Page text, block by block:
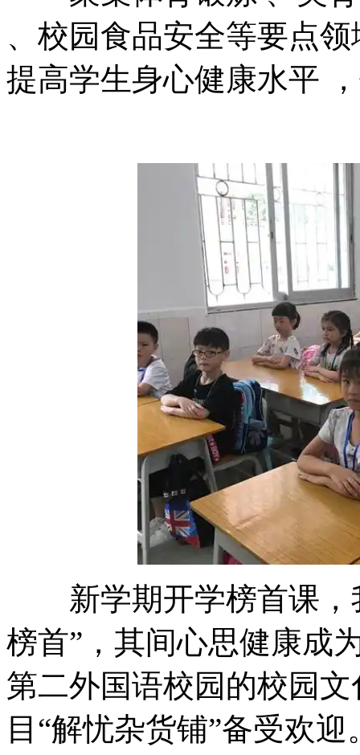
、校园食品安全等要点领域
提高学生身心健康水平 
新学期开学榜首课
榜首”，其间心思健康成
第二外国语校园的校园文
目“解忧杂货铺”备受欢迎